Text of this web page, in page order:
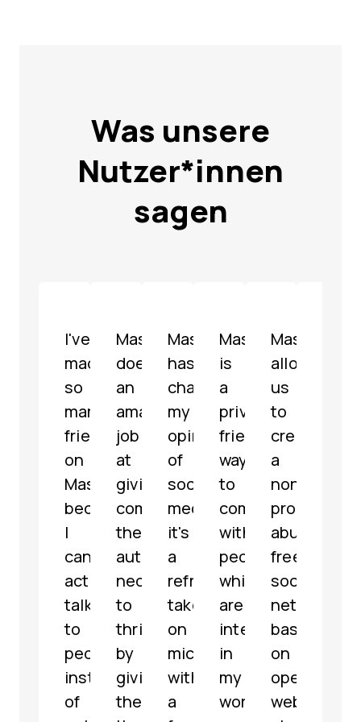
Was unsere
Nutzer*innen
sagen
I've
made
so
many
friends
on
Mastodon
because
I
can
actually
talk
to
people
instead
of
Mastodon
does
an
amazing
job
at
giving
communities
the
autonomy
necessary
to
thrive
by
giving
them
Mastodon
has
changed
my
opinion
of
social
media,
it's
a
refreshing
take
on
microblogging
with
a
Mastodon
is
a
privacy-
friendly
way
to
communicate
with
people
which
are
interested
in
my
work
Mastodon
allowed
us
to
create
a
non-
profit,
abuse-
free
social
network
based
on
open
web